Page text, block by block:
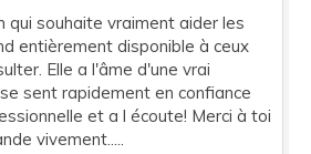
qui souhaite vraiment aider les
entièrement disponible à ceux
Elle a l'âme d'une vrai
sent rapidement en confiance
et a l écoute! Merci à toi
vivement.....